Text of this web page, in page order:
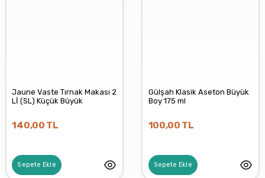
Jaune Vaste Tırnak Makası 2
Lİ (SL) Küçük Büyük
140,00 TL
Sepete Ekle
Gülşah Klasik Aseton Büyük
Boy 175 ml
100,00 TL
Sepete Ekle